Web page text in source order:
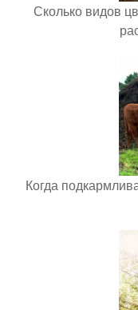
Сколько видов
Когда